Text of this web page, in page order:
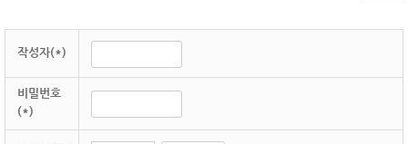
작성자(*)
비밀번호
(*)